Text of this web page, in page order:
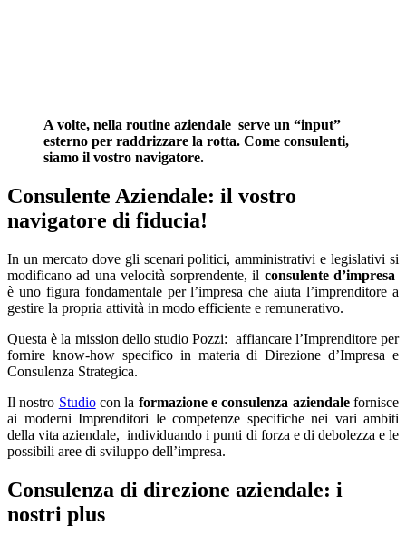
A volte, nella routine aziendale serve un “input”
esterno per raddrizzare la rotta. Come consulenti,
siamo il vostro navigatore.
Consulente Aziendale: il vostro
navigatore di fiducia!
In un mercato dove gli scenari politici, amministrativi e legislativi si
modificano ad una velocità sorprendente, il consulente d’impresa
è uno figura fondamentale per l’impresa che aiuta l’imprenditore a
gestire la propria attività in modo efficiente e remunerativo.
Questa è la mission dello studio Pozzi: affiancare l’Imprenditore per
fornire know-how specifico in materia di Direzione d’Impresa e
Consulenza Strategica.
Il nostro Studiocon la formazione e consulenza aziendalefornisce
ai moderni Imprenditori le competenze specifiche nei vari ambiti
della vita aziendale, individuando i punti di forza e di debolezza e le
possibili aree di sviluppo dell’impresa.
Consulenza di direzione aziendale: i
nostri plus